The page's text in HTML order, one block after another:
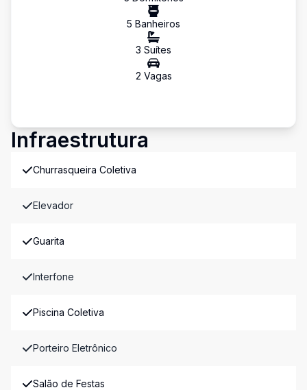
5 Banheiros
3 Suítes
2 Vagas
Infraestrutura
Churrasqueira Coletiva
Elevador
Guarita
Interfone
Piscina Coletiva
Porteiro Eletrônico
Salão de Festas